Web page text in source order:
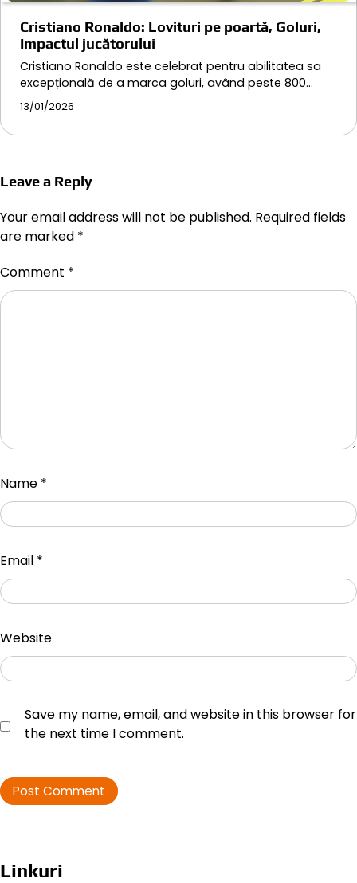
Cristiano Ronaldo: Lovituri pe poartă, Goluri,
Impactul jucătorului
Cristiano Ronaldo este celebrat pentru abilitatea sa
excepțională de a marca goluri, având peste 800…
13/01/2026
Leave a Reply
Your email address will not be published. Required fields
are marked *
Comment *
Name *
Email *
Website
Save my name, email, and website in this browser for
the next time I comment.
Linkuri